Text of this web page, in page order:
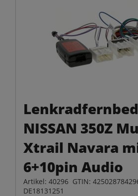
NISSAN 350Z
Xtrail Navara
6+10pin Audio
Artikel: 40296 GTIN:
DE18131251